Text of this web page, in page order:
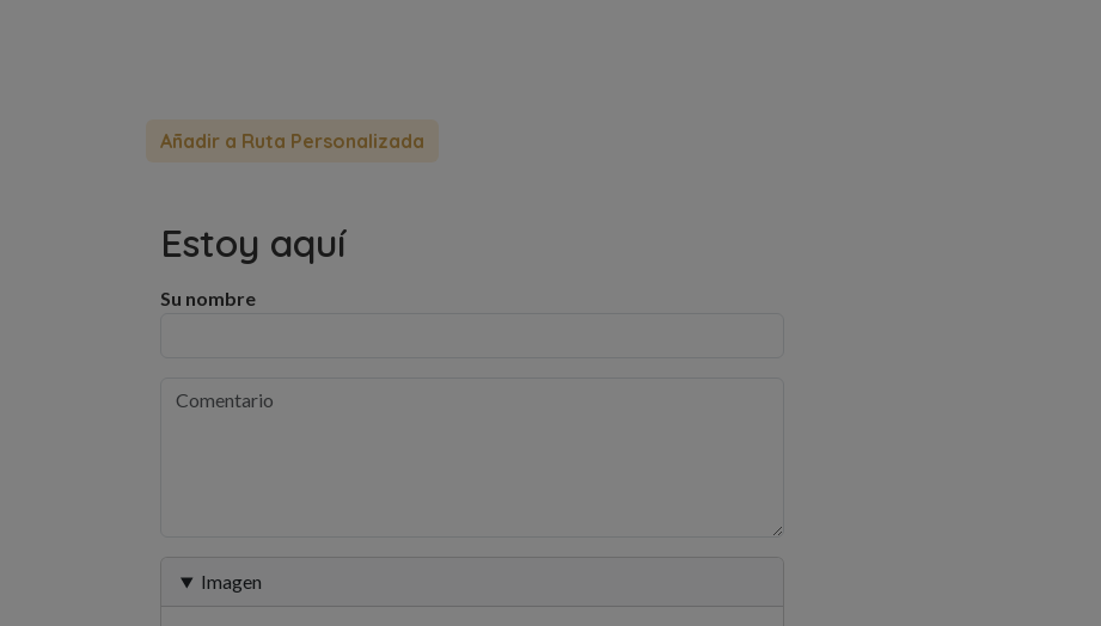
Añadir a Ruta Personalizada
Estoy aquí
Su nombre
Imagen